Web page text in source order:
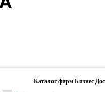
Каталог фирм Бизнес